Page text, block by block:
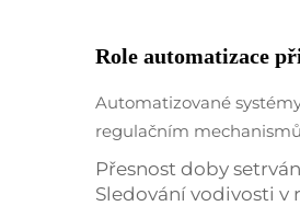
Role automatizace
Automatizované
regulačním
Přesnost doby
Sledování vodivosti v